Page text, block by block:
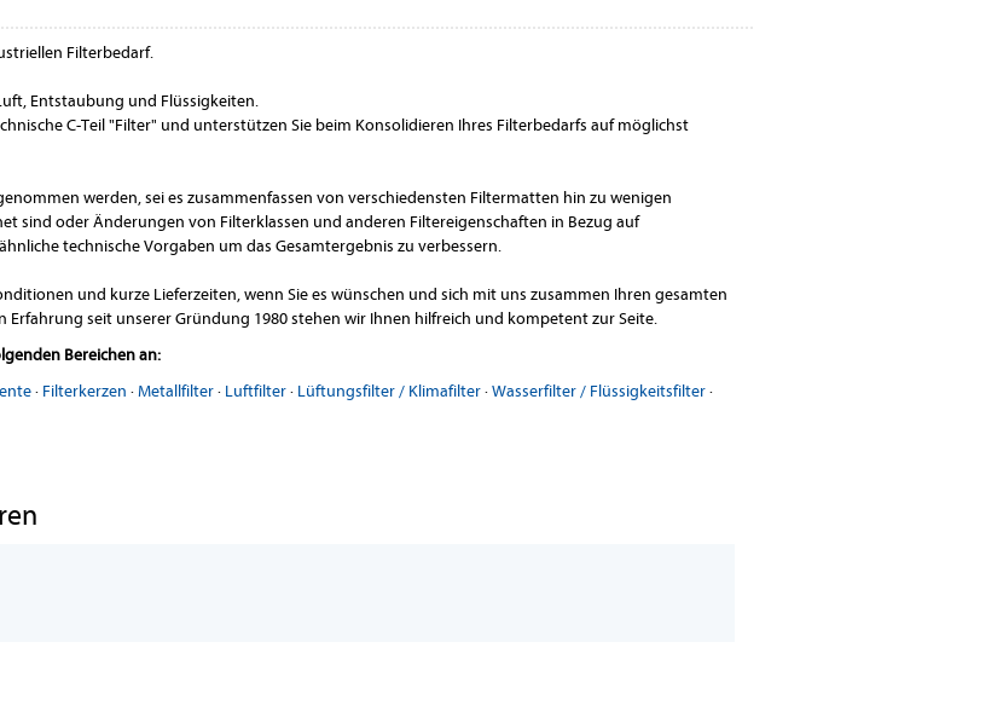
Filterbedarf.
Entstaubung und Flüssigkeiten.
C-Teil "Filter" und unterstützen Sie beim Konsolidieren Ihres Filterbedarfs auf möglichst
werden, sei es zusammenfassen von verschiedensten Filtermatten hin zu wenigen
sind oder Änderungen von Filterklassen und anderen Filtereigenschaften in Bezug auf
technische Vorgaben um das Gesamtergebnis zu verbessern.
und kurze Lieferzeiten, wenn Sie es wünschen und sich mit uns zusammen Ihren gesamten
seit unserer Gründung 1980 stehen wir Ihnen hilfreich und kompetent zur Seite.
Bereichen an:
· Filterkerzen ·Metallfilter· Luftfilter· Lüftungsfilter / Klimafilter·Wasserfilter / Flüssigkeitsfilter·